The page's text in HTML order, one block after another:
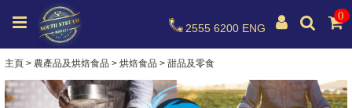
0
2555 6200 ENG
主頁 > 農產品及烘焙食品 > 烘焙食品 > 甜品及零食